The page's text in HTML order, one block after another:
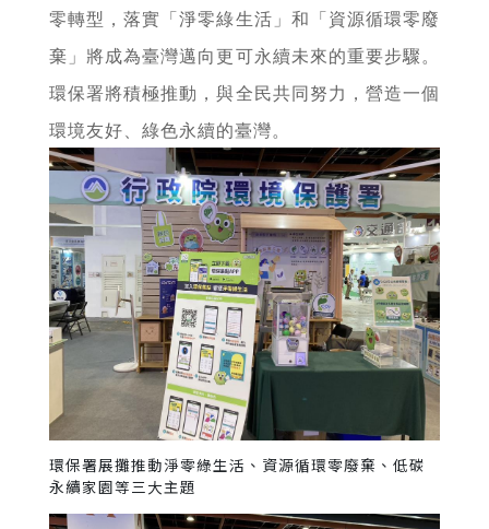
零轉型，落實「淨零綠生活」和「資源循環零廢
棄」將成為臺灣邁向更可永續未來的重要步驟。
環保署將積極推動，與全民共同努力，營造一個
環境友好、綠色永續的臺灣。
環保署展攤推動淨零綠生活、資源循環零廢棄、低碳
永續家園等三大主題